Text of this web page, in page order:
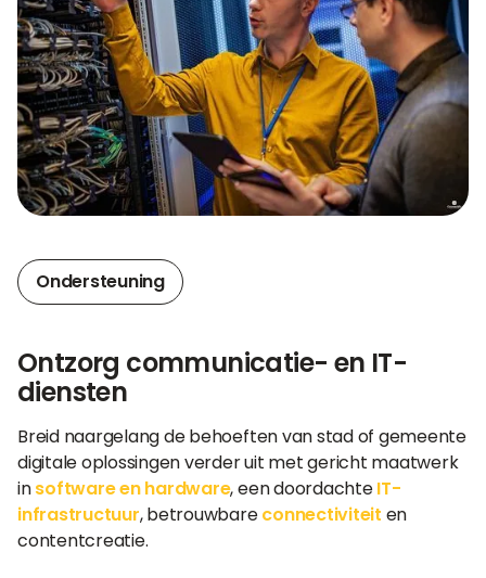
Ondersteuning
Ontzorg communicatie- en IT-
diensten
Breid naargelang de behoeften van stad of gemeente
digitale oplossingen verder uit met gericht maatwerk
insoftware en hardware, een doordachteIT-
infrastructuur, betrouwbareconnectiviteit en
contentcreatie.